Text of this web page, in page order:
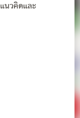
นวคิดและ